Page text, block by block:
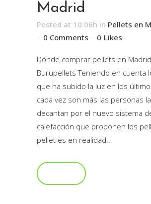
Madrid
Posted at 10:06h in Pellets en
0 Comments
0 Likes
Dónde comprar pellets en
Burupellets Teniendo en cuenta
que ha subido la luz en los
cada vez son más las personas
decantan por el nuevo sistema
calefacción que proponen los
pellet es en realidad...